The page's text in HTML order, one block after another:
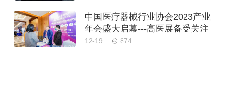
中国医疗器械行业协会2023产业
年会盛大启幕---高医展备受关注
12-19 874